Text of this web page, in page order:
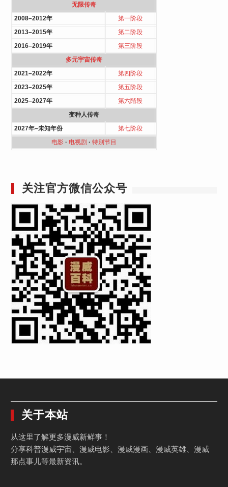
无限传奇
2008–2012年
第一阶段
2013–2015年
第二阶段
2016–2019年
第三阶段
多元宇宙传奇
2021–2022年
第四阶段
2023–2025年
第五阶段
2025–2027年
第六階段
变种人传奇
2027年–未知年份
第七阶段
电影· 电视剧 · 特別节目
关注官方微信公众号
关于本站
从这里了解更多漫威新鲜事！
分享科普漫威宇宙、漫威电影、漫威漫画、漫威英雄、漫威
那点事儿等最新资讯。